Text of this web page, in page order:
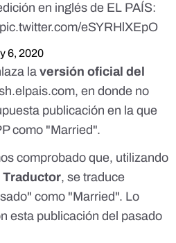
en inglés de EL PAÍS:
pic.twitter.com/eSYRHlXEpO
6, 2020
laversión oficial del
, en donde no
publicación en la que
como "Married".
comprobado que, utilizando
Traductor, se traduce
como "Married". Lo
esta publicación del pasado